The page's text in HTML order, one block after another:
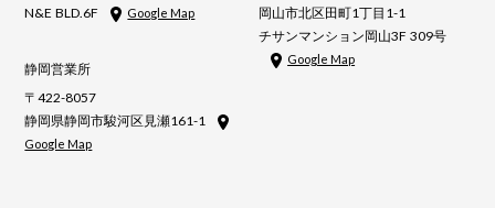
N&E BLD.6F
Google Map
静岡営業所
〒422-8057
静岡県静岡市駿河区見瀬161-1
Google Map
岡山市北区田町1丁目1-1
チサンマンション岡山3F 309号
Google Map